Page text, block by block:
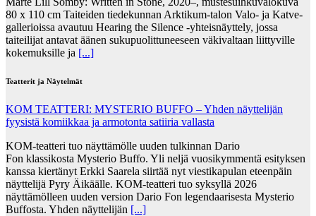
80 x 110 cm Taiteiden tiedekunnan Arktikum-talon Valo- ja Katve-
gallerioissa avautuu Hearing the Silence -yhteisnäyttely, jossa
taiteilijat antavat äänen sukupuolittuneeseen väkivaltaan liittyville
kokemuksille ja [...]
Teatterit ja Näytelmät
KOM TEATTERI: MYSTERIO BUFFO – Yhden näyttelijän
fyysistä komiikkaa ja armotonta satiiria vallasta
KOM-teatteri tuo näyttämölle uuden tulkinnan Dario
Fon klassikosta Mysterio Buffo. Yli neljä vuosikymmentä esityksen
kanssa kiertänyt Erkki Saarela siirtää nyt viestikapulan eteenpäin
näyttelijä Pyry Äikäälle. KOM-teatteri tuo syksyllä 2026
näyttämölleen uuden version Dario Fon legendaarisesta Mysterio
Buffosta. Yhden näyttelijän [...]